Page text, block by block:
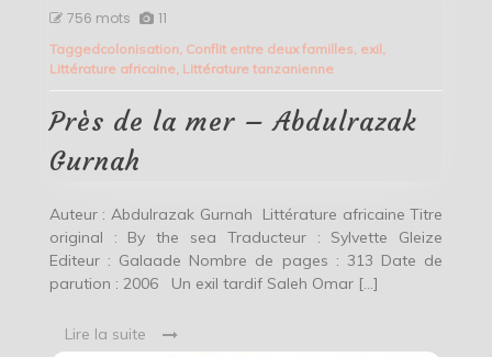
la
mer
Abdulrazak
Gurnah
756 mots 11
Taggedcolonisation, Conflit entre deux familles, exil,
Littérature africaine, Littérature tanzanienne
Près de la mer – Abdulrazak
Gurnah
Auteur : Abdulrazak Gurnah Littérature africaine Titre
original : By the sea Traducteur : Sylvette Gleize
Editeur : Galaade Nombre de pages : 313 Date de
parution : 2006 Un exil tardif Saleh Omar […]
Lire la suite